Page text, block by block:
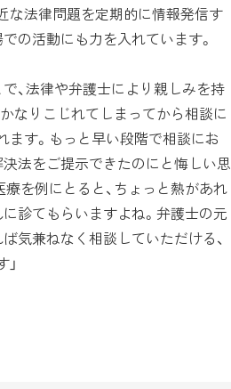
な法律問題を定期的に情報発信す
の活動にも力を入れています。
、法律や弁護士により親しみを持
なりこじれてしまってから相談に
す。もっと早い段階で相談にお
法をご提示できたのにと悔しい思
を例にとると、ちょっと熱があれ
診てもらいますよね。弁護士の元
気兼ねなく相談していただける、